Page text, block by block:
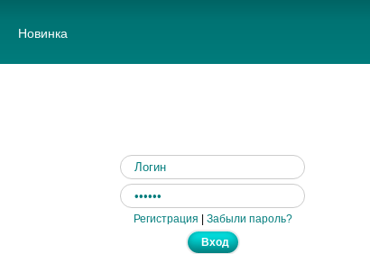
Новинка
Регистрация | Забыли пароль?